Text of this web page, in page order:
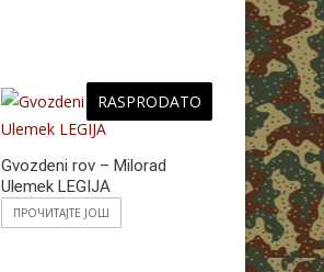
RASPRODATO
Gvozdeni rov – Milorad
Ulemek LEGIJA
ПРОЧИТАЈТЕ ЈОШ